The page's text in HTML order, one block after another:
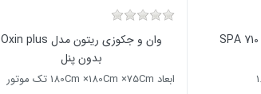
وان و جکوزی ریتون مدل Oxin plus
بدون پنل
ابعاد 180Cm ×180Cm ×75Cm تک موتور